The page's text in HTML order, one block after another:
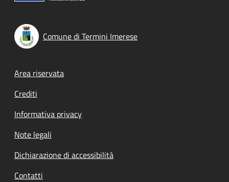
Comune di Termini Imerese
Footer menu
Area riservata
Crediti
Informativa privacy
Note legali
Dichiarazione di accessibilità
Contatti